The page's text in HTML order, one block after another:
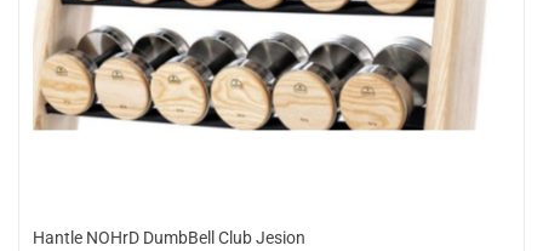
Hantle NOHrD DumbBell Club Jesion